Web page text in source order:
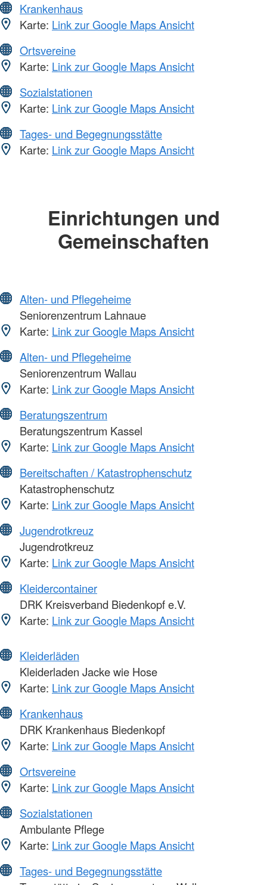
Krankenhaus
Karte: Link zur Google Maps Ansicht
Ortsvereine
Karte: Link zur Google Maps Ansicht
Sozialstationen
Karte: Link zur Google Maps Ansicht
Tages- und Begegnungsstätte
Karte: Link zur Google Maps Ansicht
Einrichtungen und
Gemeinschaften
Alten- und Pflegeheime
Seniorenzentrum Lahnaue
Karte: Link zur Google Maps Ansicht
Alten- und Pflegeheime
Seniorenzentrum Wallau
Karte: Link zur Google Maps Ansicht
Beratungszentrum
Beratungszentrum Kassel
Karte: Link zur Google Maps Ansicht
Bereitschaften / Katastrophenschutz
Katastrophenschutz
Karte: Link zur Google Maps Ansicht
Jugendrotkreuz
Jugendrotkreuz
Karte: Link zur Google Maps Ansicht
Kleidercontainer
DRK Kreisverband Biedenkopf e.V.
Karte: Link zur Google Maps Ansicht
Kleiderläden
Kleiderladen Jacke wie Hose
Karte: Link zur Google Maps Ansicht
Krankenhaus
DRK Krankenhaus Biedenkopf
Karte: Link zur Google Maps Ansicht
Ortsvereine
Karte: Link zur Google Maps Ansicht
Sozialstationen
Ambulante Pflege
Karte: Link zur Google Maps Ansicht
Tages- und Begegnungsstätte